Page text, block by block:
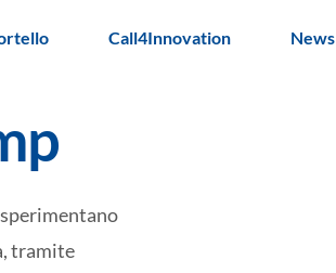
Call4Innovation News
tramite